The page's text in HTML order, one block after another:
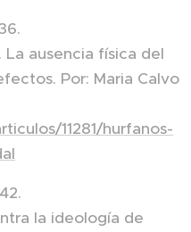
ausencia física del
Por: Maria Calvo
11281/hurfanos-
la ideología de